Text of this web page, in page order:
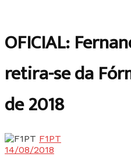
OFICIAL:
retira-se da
de 2018
F1PT
14/08/2018